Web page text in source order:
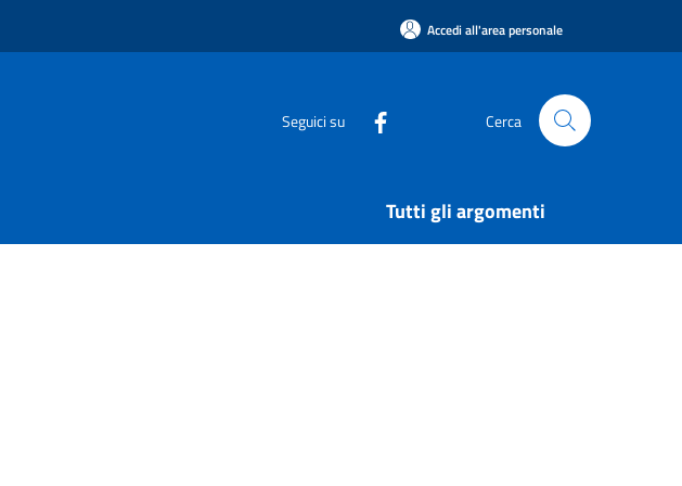
Accedi all'area personale
Seguici su Cerca
Tutti gli argomenti